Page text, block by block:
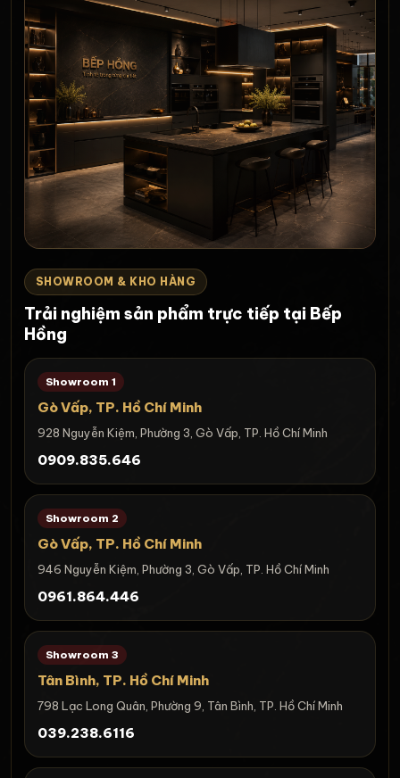
SHOWROOM & KHO HÀNG
Trải nghiệm sản phẩm trực tiếp tại Bếp
Hồng
Showroom 1
Gò Vấp, TP. Hồ Chí Minh
928 Nguyễn Kiệm, Phường 3, Gò Vấp, TP. Hồ Chí Minh
0909.835.646
Showroom 2
Gò Vấp, TP. Hồ Chí Minh
946 Nguyễn Kiệm, Phường 3, Gò Vấp, TP. Hồ Chí Minh
0961.864.446
Showroom 3
Tân Bình, TP. Hồ Chí Minh
798 Lạc Long Quân, Phường 9, Tân Bình, TP. Hồ Chí Minh
039.238.6116